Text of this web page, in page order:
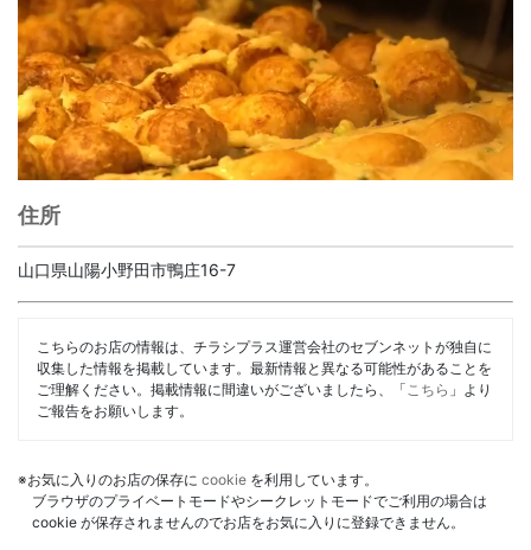
住所
山口県山陽小野田市鴨庄16-7
こちらのお店の情報は、チラシプラス運営会社のセブンネットが独自に
収集した情報を掲載しています。最新情報と異なる可能性があることを
ご理解ください。掲載情報に間違いがございましたら、「 こちら 」より
ご報告をお願いします。
※お気に入りのお店の保存に cookie を利用しています。
ブラウザのプライベートモードやシークレットモードでご利用の場合は
cookie が保存されませんのでお店をお気に入りに登録できません。